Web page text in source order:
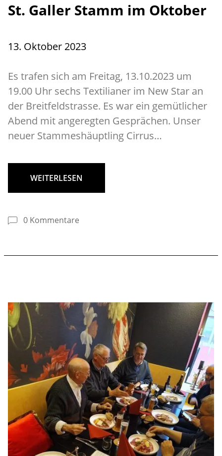
St. Galler Stamm im Oktober
13. Oktober 2023
Es trafen sich am Freitag, 13.10.2023 um
19.00 Uhr sechs Textilianer im New Star an
der Breitfeldstrasse. Es war ein gemütlicher
Abend mit angeregten Gesprächen. Unser
neuer Stammeshäuptling Cirrus…
WEITERLESEN
0 Kommentare